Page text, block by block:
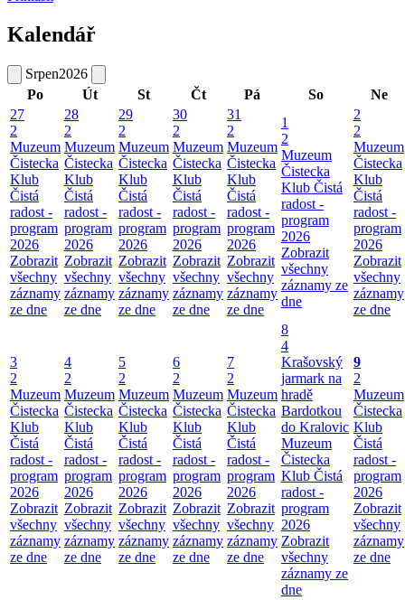
Kalendář
Srpen2026
Po
Út St Čt Pá So
Ne
27
2
Muzeum
Čistecka
Klub
Čistá
radost -
program
2026
Zobrazit
všechny
záznamy
ze dne
28
2
Muzeum
Čistecka
Klub
Čistá
radost -
program
2026
Zobrazit
všechny
záznamy
ze dne
29
2
Muzeum
Čistecka
Klub
Čistá
radost -
program
2026
Zobrazit
všechny
záznamy
ze dne
30
2
Muzeum
Čistecka
Klub
Čistá
radost -
program
2026
Zobrazit
všechny
záznamy
ze dne
31
2
Muzeum
Čistecka
Klub
Čistá
radost -
program
2026
Zobrazit
všechny
záznamy
ze dne
1
2
Muzeum
Čistecka
Klub Čistá
radost -
program
2026
Zobrazit
všechny
záznamy ze
dne
2
2
Muzeum
Čistecka
Klub
Čistá
radost -
program
2026
Zobrazit
všechny
záznamy
ze dne
3
2
Muzeum
Čistecka
Klub
Čistá
radost -
program
2026
Zobrazit
všechny
záznamy
ze dne
4
2
Muzeum
Čistecka
Klub
Čistá
radost -
program
2026
Zobrazit
všechny
záznamy
ze dne
5
2
Muzeum
Čistecka
Klub
Čistá
radost -
program
2026
Zobrazit
všechny
záznamy
ze dne
6
2
Muzeum
Čistecka
Klub
Čistá
radost -
program
2026
Zobrazit
všechny
záznamy
ze dne
7
2
Muzeum
Čistecka
Klub
Čistá
radost -
program
2026
Zobrazit
všechny
záznamy
ze dne
8
4
Krašovský
jarmark na
hradě
Bardotkou
do Kralovic
Muzeum
Čistecka
Klub Čistá
radost -
program
2026
Zobrazit
všechny
záznamy ze
dne
9
2
Muzeum
Čistecka
Klub
Čistá
radost -
program
2026
Zobrazit
všechny
záznamy
ze dne